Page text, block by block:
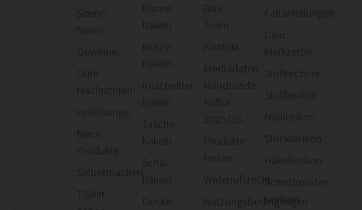
News
Gute
Nachrichten!
Leselounge
Neue
Produkte
Selbermachen
T-Shirt
häkeln
Mütze
häkeln
Kuscheltier
Tasche
häkeln
Das
Team
Kontakt
Mediadaten
Kultur
2025/26
Produkte
testen
Widerrufsrecht
Nutzungsbedingungen
Faltanleitungen
Merkzettel
Stoffrechner
Stofflexikon
Nählexikon
Stricklexikon
Häkellexikon
Schnittmuster-
Lexikon